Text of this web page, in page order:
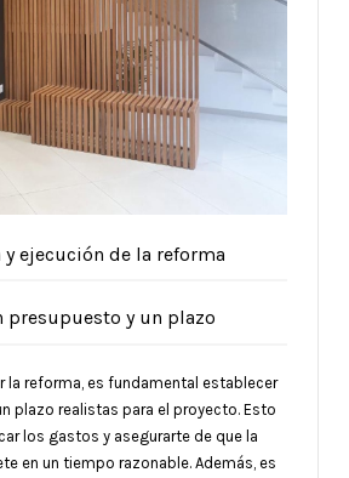
ejecución de la reforma
presupuesto y un plazo
la reforma, es fundamental establecer
plazo realistas para el proyecto. Esto
los gastos y asegurarte de que la
en un tiempo razonable. Además, es